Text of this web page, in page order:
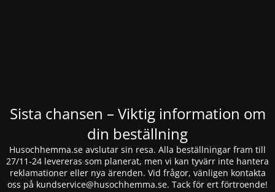
Sista chansen – Viktig information om
din beställning
Husochhemma.se avslutar sin resa. Alla beställningar fram till
27/11-24 levereras som planerat, men vi kan tyvärr inte hantera
reklamationer eller nya ärenden. Vid frågor, vänligen kontakta
oss på kundservice@husochhemma.se. Tack för ert förtroende!